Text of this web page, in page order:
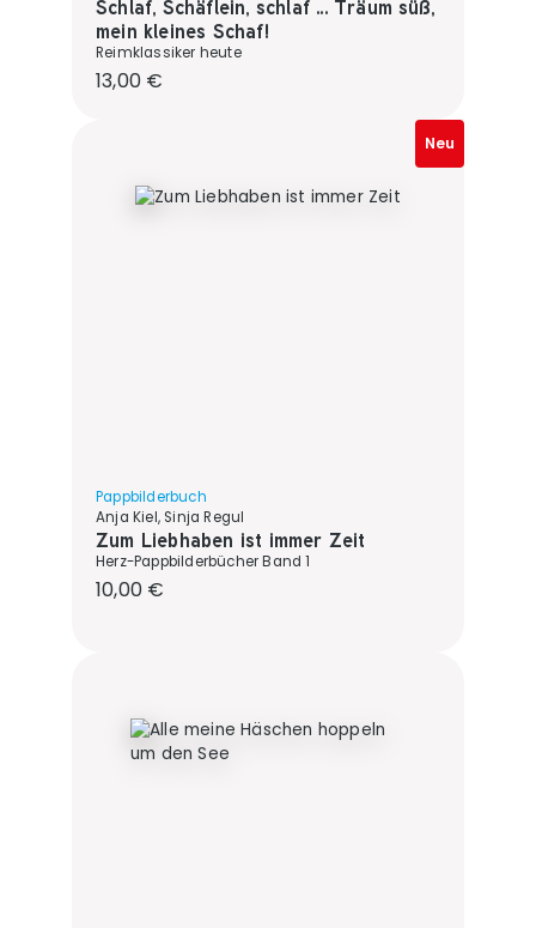
Schlaf, Schäflein, schlaf ... Träum süß,
mein kleines Schaf!
Reimklassiker heute
Regulärer Preis:
13,00 €
Neu
Pappbilderbuch
Anja Kiel, Sinja Regul
Zum Liebhaben ist immer Zeit
Herz-Pappbilderbücher Band 1
Regulärer Preis:
10,00 €